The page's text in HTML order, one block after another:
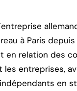
à Paris
en relation des
les entreprises,
en